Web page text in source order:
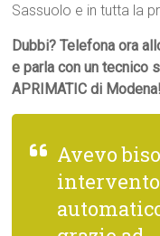
Sassuolo e in tutta la
Dubbi? Telefona ora
e parla con un tecnico
APRIMATIC di Modena!
Avevo